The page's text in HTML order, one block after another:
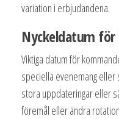
variation i erbjudandena.
Nyckeldatum
Viktiga datum för
speciella evenemang
stora uppdateringar eller
föremål eller ändra